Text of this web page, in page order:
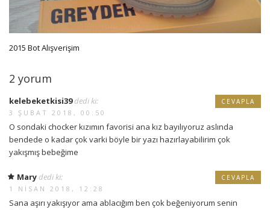
2015 Bot Alışverişim
2 yorum
kelebeketkisi39 dedi ki:
3 ŞUBAT 2018, 00:50
O sondaki chocker kızımın favorisi ana kız bayılıyoruz aslında
bendede o kadar çok varki böyle bir yazı hazırlayabilirim çok
yakışmış bebeğime
CEVAPLA
Mary dedi ki:
1 NISAN 2018, 12:28
Sana aşırı yakışıyor ama ablacığım ben çok beğeniyorum senin
CEVAPLA